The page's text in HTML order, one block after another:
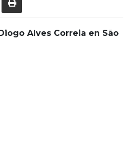
Alves Correia en São